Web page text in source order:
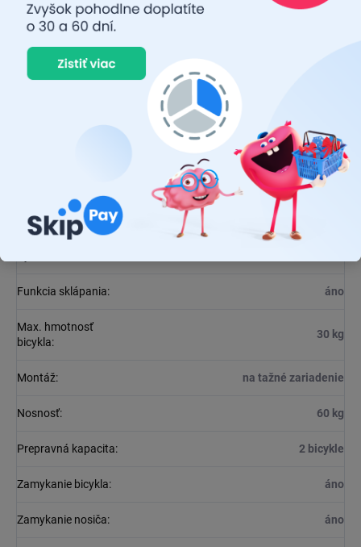
nakladanie bicyklov. Tento doplnok ocenia najmä majitelia
elektrobicyklov.
Dodatočné parametre
Nosiče Bicyklov E- Bike (ťažné zariadenie)
EAN: 8592808337607
Funkcia sklápania: áno
Max. hmotnosť
bicykla:
30 kg
Montáž: na tažné zariadenie
Nosnosť: 60 kg
Prepravná kapacita: 2 bicykle
Zamykanie bicykla: áno
Zamykanie nosiča: áno